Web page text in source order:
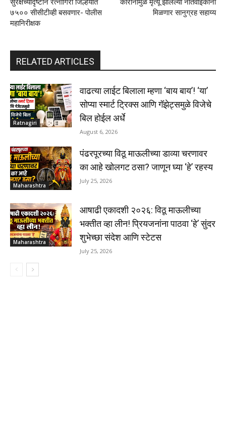
सुरक्षेच्यादृष्टीने रत्नागिरी जिल्हयात
७५०० सीसीटीव्ही बसवणार- पोलीस
महानिरीक्षक
कोरोनामुळे मृत्यू झालेल्या नातेवाईकांना
मिळणार सानुग्रह सहाय्य
RELATED ARTICLES
Ratnagiri
वाढत्या लाईट बिलाला म्हणा ‘बाय बाय’! ‘या’
सोप्या स्मार्ट ट्रिक्स आणि गॅझेट्समुळे विजेचे
बिल होईल अर्धे
August 6, 2026
Maharashtra
पंढरपूरच्या विठू माऊलीच्या डाव्या चरणावर
का आहे खोलगट ठसा? जाणून घ्या ‘हे’ रहस्य
July 25, 2026
Maharashtra
आषाढी एकादशी २०२६: विठू माऊलीच्या
भक्तीत व्हा लीन! प्रियजनांना पाठवा ‘हे’ सुंदर
शुभेच्छा संदेश आणि स्टेटस
July 25, 2026